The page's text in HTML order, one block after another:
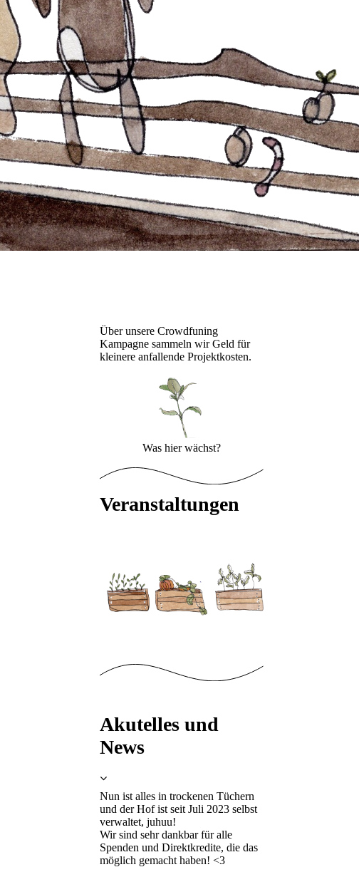
Über unsere Crowdfuning
Kampagne sammeln wir Geld für
kleinere anfallende Projektkosten.
Was hier wächst?
Veranstaltungen
Akutelles und
News
Nun ist alles in trockenen Tüchern
und der Hof ist seit Juli 2023 selbst
verwaltet, juhuu!
Wir sind sehr dankbar für alle
Spenden und Direktkredite, die das
möglich gemacht haben! <3